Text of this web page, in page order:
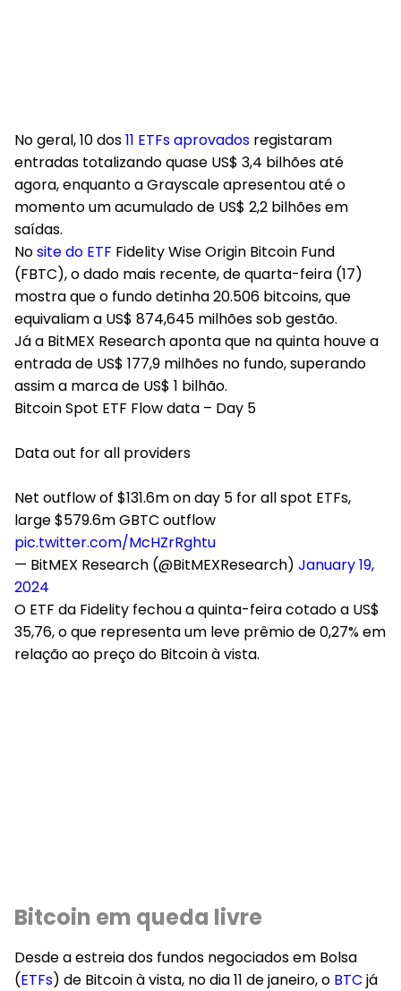
No geral, 10 dos11 ETFs aprovados registaram
entradas totalizando quase US$ 3,4 bilhões até
agora, enquanto a Grayscale apresentou até o
momento um acumulado de US$ 2,2 bilhões em
saídas.
Nosite do ETF Fidelity Wise Origin Bitcoin Fund
(FBTC), o dado mais recente, de quarta-feira (17)
mostra que o fundo detinha 20.506 bitcoins, que
equivaliam a US$ 874,645 milhões sob gestão.
Já a BitMEX Research aponta que na quinta houve a
entrada de US$ 177,9 milhões no fundo, superando
assim a marca de US$ 1 bilhão.
Bitcoin Spot ETF Flow data – Day 5
Data out for all providers
Net outflow of $131.6m on day 5 for all spot ETFs,
large $579.6m GBTC outflow
pic.twitter.com/McHZrRghtu
— BitMEX Research (@BitMEXResearch) January 19,
2024
O ETF da Fidelity fechou a quinta-feira cotado a US$
35,76, o que representa um leve prêmio de 0,27% em
relação ao preço do Bitcoin à vista.
Bitcoin em queda livre
Desde a estreia dos fundos negociados em Bolsa
(ETFs) de Bitcoin à vista, no dia 11 de janeiro, o BTC já